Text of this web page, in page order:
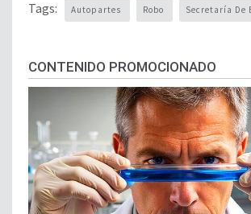
Tags: Autopartes Robo Secretaría De
CONTENIDO PROMOCIONADO